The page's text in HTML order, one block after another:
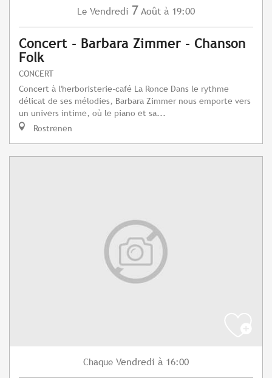
Le Vendredi 7 Août à 19:00
Concert - Barbara Zimmer - Chanson
Folk
CONCERT
Concert à l'herboristerie-café La Ronce Dans le rythme
délicat de ses mélodies, Barbara Zimmer nous emporte vers
un univers intime, où le piano et sa...
Rostrenen
Chaque Vendredi à 16:00